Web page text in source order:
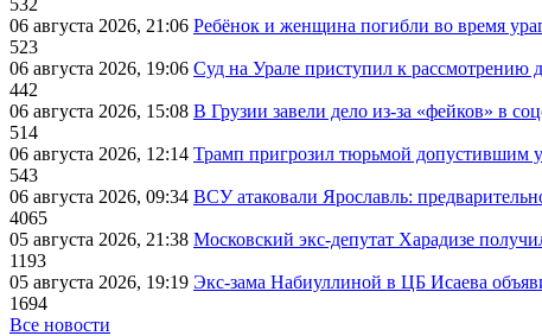
532
06 августа 2026, 21:06 Ребёнок и женщина погибли во время
523
06 августа 2026, 19:06 Суд на Урале приступил к
442
06 августа 2026, 15:08 В Грузии завели дело из-за «фейков» в
514
06 августа 2026, 12:14 Трамп пригрозил тюрьмой допустившим
543
06 августа 2026, 09:34 ВСУ атаковали Ярославль:
4065
05 августа 2026, 21:38 Московский экс-депутат Харадизе
1193
05 августа 2026, 19:19 Экс-зама Набиуллиной в ЦБ Исаева
1694
Все новости